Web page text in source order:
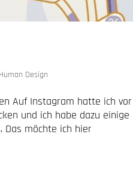
Human Design
Auf Instagram hatte ich vor
und ich habe dazu einige
Das möchte ich hier